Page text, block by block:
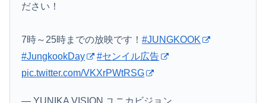
ださい！
7時～25時までの放映です！#JUNGKOOK
#JungkookDay
#センイル広告
pic.twitter.com/VKXrPWtRSG